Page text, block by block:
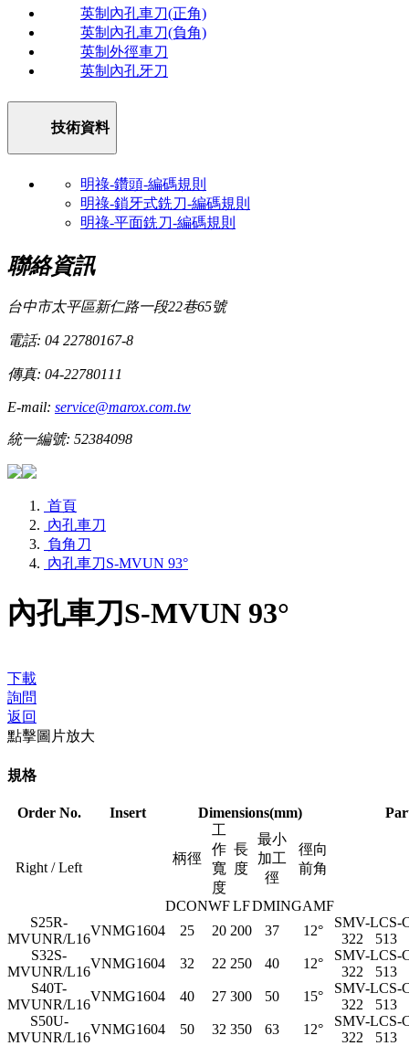
英制內孔車刀(正角)
英制內孔車刀(負角)
英制外徑車刀
英制內孔牙刀
技術資料
明祿-鑽頭-編碼規則
明祿-鎖牙式銑刀-編碼規則
明祿-平面銑刀-編碼規則
聯絡資訊
台中市太平區新仁路一段22巷65號
電話: 04 22780167-8
傳真: 04-22780111
E-mail: service@marox.com.tw
統一編號: 52384098
首頁
內孔車刀
負角刀
內孔車刀S-MVUN 93°
內孔車刀S-MVUN 93°
下載
詢問
返回
點擊圖片放大
規格
Order No. Insert Dimensions(mm)
Right / Left
柄徑
工
作
寬
度
長
度
最小
加工
徑
徑向
前角
DCONWFLFDMINGAMF
S25R-
MVUNR/L16
VNMG1604 25 20 200 37 12°
SMV-
322
LCS-
513
S32S-
MVUNR/L16
VNMG1604 32 22 250 40 12°
SMV-
322
LCS-
513
S40T-
MVUNR/L16
VNMG1604 40 27 300 50 15°
SMV-
322
LCS-
513
S50U-
MVUNR/L16
VNMG1604 50 32 350 63 12°
SMV-
322
LCS-
513